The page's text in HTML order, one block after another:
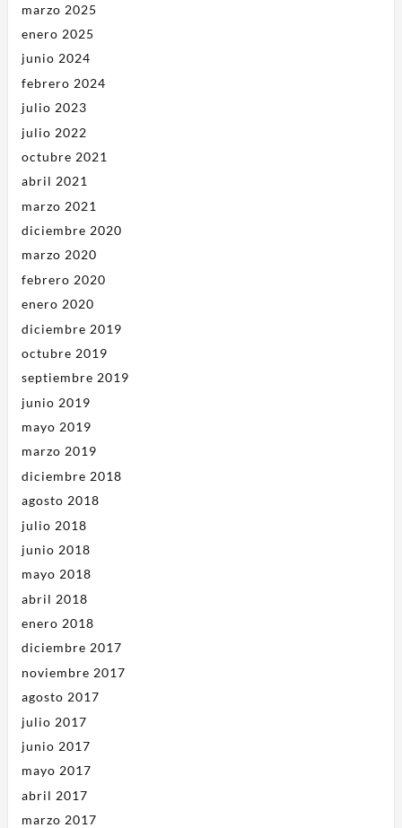
marzo 2025
enero 2025
junio 2024
febrero 2024
julio 2023
julio 2022
octubre 2021
abril 2021
marzo 2021
diciembre 2020
marzo 2020
febrero 2020
enero 2020
diciembre 2019
octubre 2019
septiembre 2019
junio 2019
mayo 2019
marzo 2019
diciembre 2018
agosto 2018
julio 2018
junio 2018
mayo 2018
abril 2018
enero 2018
diciembre 2017
noviembre 2017
agosto 2017
julio 2017
junio 2017
mayo 2017
abril 2017
marzo 2017